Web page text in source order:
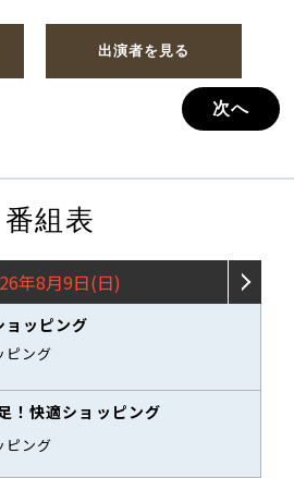
出演者を見る
次へ
番組表